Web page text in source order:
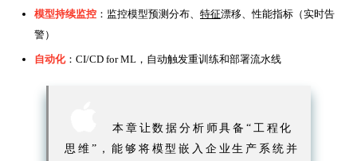
模型持续监控 ：监控模型预测分布、 特征漂移、性能指标（实时告
警）
自动化：CI/CD for ML，自动触发重训练和部署流水线
本章让数据分析师具备“工程化
思维”，能够将模型嵌入企业生产系统并